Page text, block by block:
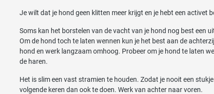
Je wilt dat je hond geen klitten meer krijgt en je hebt een activet
Soms kan het borstelen van de vacht van je hond nog best een
Om de hond toch te laten wennen kun je het best aan de
hond en werk langzaam omhoog. Probeer om je hond te laten
de haren.
Het is slim een vast stramien te houden. Zodat je nooit een
volgende keren dan ook te doen. Werk van achter naar voren.